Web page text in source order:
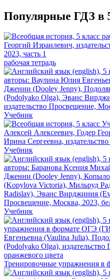
Популярные ГДЗ в
рабочая тетрадь
Учебник
Учебник
Учебник
Тренировочные упражнения